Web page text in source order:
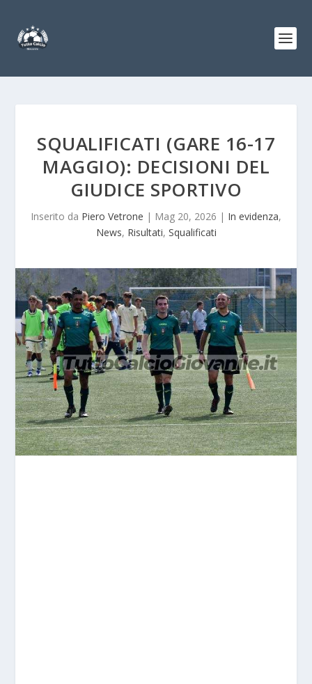
SQUALIFICATI (GARE 16-17
MAGGIO): DECISIONI DEL
GIUDICE SPORTIVO
Inserito da Piero Vetrone | Mag 20, 2026 | In evidenza,
News, Risultati, Squalificati